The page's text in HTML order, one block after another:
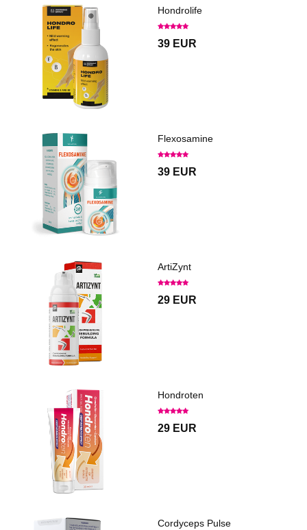
Hondrolife
39 EUR
Flexosamine
39 EUR
ArtiZynt
29 EUR
Hondroten
29 EUR
Cordyceps Pulse